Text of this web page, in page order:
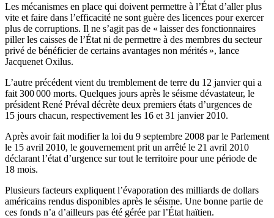
Les mécanismes en place qui doivent permettre à l’État d’aller plus
vite et faire dans l’efficacité ne sont guère des licences pour exercer
plus de corruptions. Il ne s’agit pas de « laisser des fonctionnaires
piller les caisses de l’État ni de permettre à des membres du secteur
privé de bénéficier de certains avantages non mérités », lance
Jacquenet Oxilus.
L’autre précédent vient du tremblement de terre du 12 janvier qui a
fait 300 000 morts. Quelques jours après le séisme dévastateur, le
président René Préval décrète deux premiers états d’urgences de
15 jours chacun, respectivement les 16 et 31 janvier 2010.
Après avoir fait modifier la loi du 9 septembre 2008 par le Parlement
le 15 avril 2010, le gouvernement prit un arrêté le 21 avril 2010
déclarant l’état d’urgence sur tout le territoire pour une période de
18 mois.
Plusieurs facteurs expliquent l’évaporation des milliards de dollars
américains rendus disponibles après le séisme. Une bonne partie de
ces fonds n’a d’ailleurs pas été gérée par l’État haïtien.